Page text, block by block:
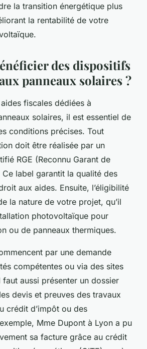
la transition énergétique plus
la rentabilité de votre
des dispositifs
panneaux solaires ?
fiscales dédiées à
solaires, il est essentiel de
conditions précises. Tout
doit être réalisée par un
RGE (Reconnu Garant de
Ce label garantit la qualité des
aux aides. Ensuite, l’éligibilité
la nature de votre projet, qu’il
photovoltaïque pour
ou de panneaux thermiques.
par une demande
compétentes ou via des sites
aussi présenter un dossier
devis et preuves des travaux
crédit d’impôt ou des
Mme Dupont à Lyon a pu
sa facture grâce au crédit